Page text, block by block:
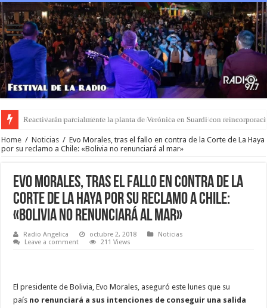
Zulma Lobato fue hallada en situación de calle en Entre Ríos: intentan
Home / Noticias / Evo Morales, tras el fallo en contra de la Corte de La Haya
por su reclamo a Chile: «Bolivia no renunciará al mar»
Evo Morales, tras el fallo en contra de la
Corte de La Haya por su reclamo a Chile:
«Bolivia no renunciará al mar»
Radio Angelica octubre 2, 2018
Noticias
Leave a comment
211 Views
El presidente de Bolivia, Evo Morales, aseguró este lunes que su
país no renunciará a sus intenciones de conseguir una salida